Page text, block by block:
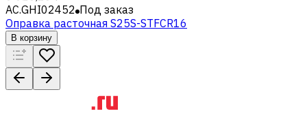
AC.GHI02452 Под заказ
Оправка расточная S25S-STFCR16
В корзину